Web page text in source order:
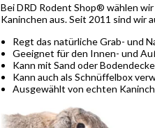
Bei DRD Rodent Shop® wählen
Kaninchen aus. Seit 2011 sind wir
Regt das natürliche Grab- und
Geeignet für den Innen- und
Kann mit Sand oder
Kann auch als Schnüffelbox
Ausgewählt von echten